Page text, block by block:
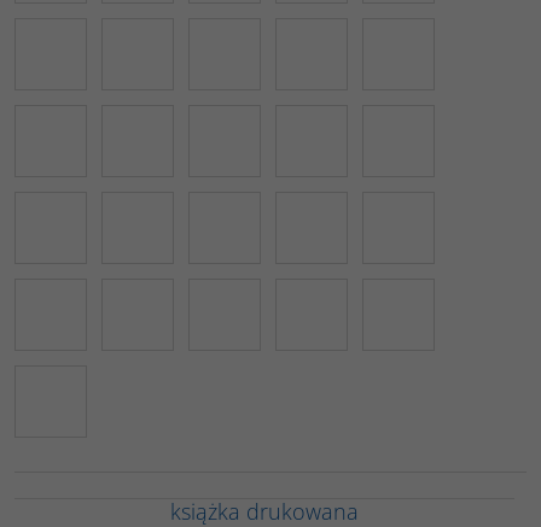
książka drukowana